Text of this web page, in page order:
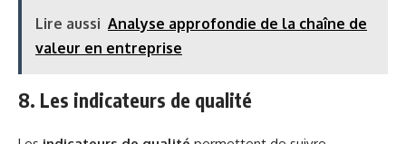
Lire aussi Analyse approfondie de la chaîne de
valeur en entreprise
8. Les indicateurs de qualité